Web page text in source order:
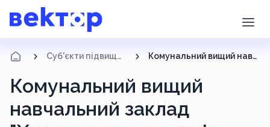
Суб'єкти підвищення кваліфікації Комунальний вищий навчальний заклад "Херсонська академія неперервної освіти" Херсонської обласної ради
Комунальний вищий
навчальний заклад